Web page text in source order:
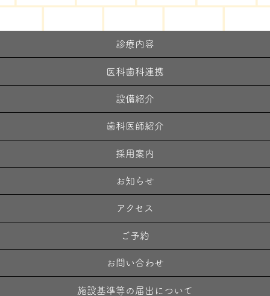
診療内容
医科歯科連携
設備紹介
歯科医師紹介
採用案内
お知らせ
アクセス
ご予約
お問い合わせ
施設基準等の届出について